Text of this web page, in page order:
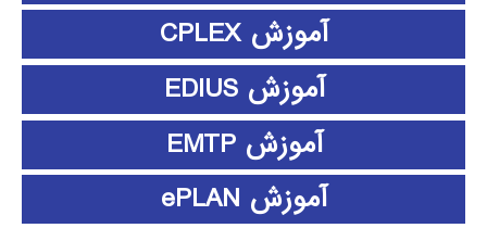
آموزش CPLEX
آموزش EDIUS
آموزش EMTP
آموزش ePLAN